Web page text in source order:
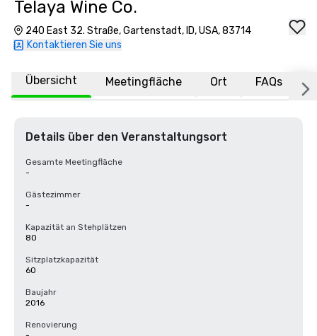
Telaya Wine Co.
240 East 32. Straße, Gartenstadt, ID, USA, 83714
Kontaktieren Sie uns
Übersicht Meetingfläche Ort FAQs
Details über den Veranstaltungsort
Gesamte Meetingfläche
-
Gästezimmer
-
Kapazität an Stehplätzen
80
Sitzplatzkapazität
60
Baujahr
2016
Renovierung